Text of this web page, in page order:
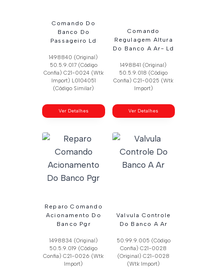
Comando Do
Banco Do
Passageiro Ld
1498840 (Original)
50.5.9.017 (Código
Confia) C21-0024 (Wtk
Import) L0104051
(Código Similar)
Ver Detalhes
Comando
Regulagem Altura
Do Banco A Ar- Ld
1498841 (Original)
50.5.9.018 (Código
Confia) C21-0025 (Wtk
Import)
Ver Detalhes
Reparo Comando
Acionamento Do
Banco Pgr
1498834 (Original)
50.5.9.019 (Código
Confia) C21-0026 (Wtk
Import)
Valvula Controle
Do Banco A Ar
50.99.9.005 (Código
Confia) C21-0028
(Original) C21-0028
(Wtk Import)